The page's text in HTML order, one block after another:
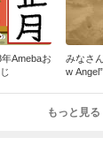
Amebaお
みなさ
w
もっと見る